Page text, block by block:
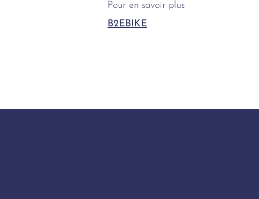
Pour en savoir plus
B2EBIKE